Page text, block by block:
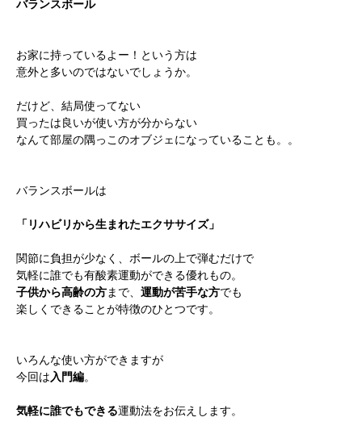
バランスボール
お家に持っているよー！という方は
意外と多いのではないでしょうか。
だけど、結局使ってない
買ったは良いが使い方が分からない
なんて部屋の隅っこのオブジェになっていることも。。
バランスボールは
「リハビリから生まれたエクササイズ」
関節に負担が少なく、ボールの上で弾むだけで
気軽に誰でも有酸素運動ができる優れもの。
子供から高齢の方まで、 運動が苦手な方でも
楽しくできることが特徴のひとつです。
いろんな使い方ができますが
今回は 入門編。
気軽に誰でもできる運動法をお伝えします。